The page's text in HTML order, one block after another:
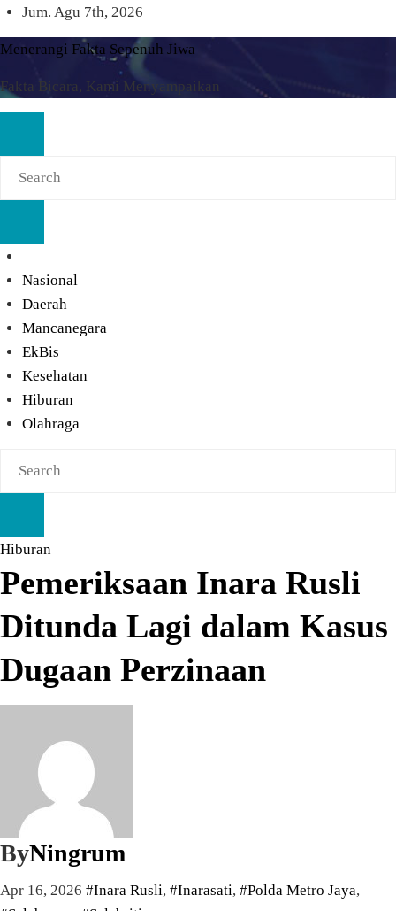
Skip
to
content
Jum. Agu 7th, 2026
Menerangi Fakta Sepenuh Jiwa
Fakta Bicara, Kami Menyampaikan
Nasional
Daerah
Mancanegara
EkBis
Kesehatan
Hiburan
Olahraga
Hiburan
Pemeriksaan Inara Rusli
Ditunda Lagi dalam Kasus
Dugaan Perzinaan
ByNingrum
Apr 16, 2026 #Inara Rusli, #Inarasati, #Polda Metro Jaya,